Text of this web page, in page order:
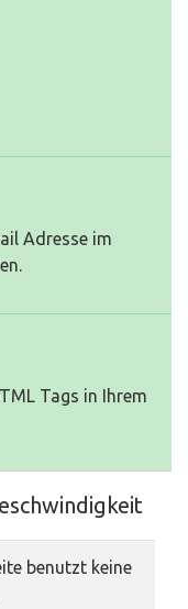
Adresse im
Tags in Ihrem
benutzt keine